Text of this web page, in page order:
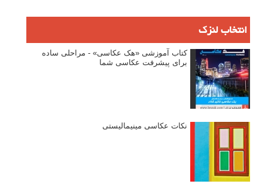
انتخاب لنزک
کتاب آموزشی «هک عکاسی» - مراحلی ساده
برای پیشرفت عکاسی شما
نکات عکاسی مینیمالیستی